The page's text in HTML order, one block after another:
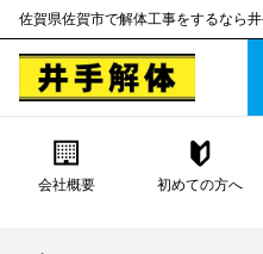
佐賀県佐賀市で解体工事をするなら井
会社概要 初めての方へ